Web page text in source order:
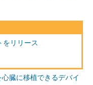
をリリース
臓に移植できるデバイ